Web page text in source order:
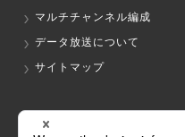
マルチチャンネル編成
データ放送について
サイトマップ
グループ会社